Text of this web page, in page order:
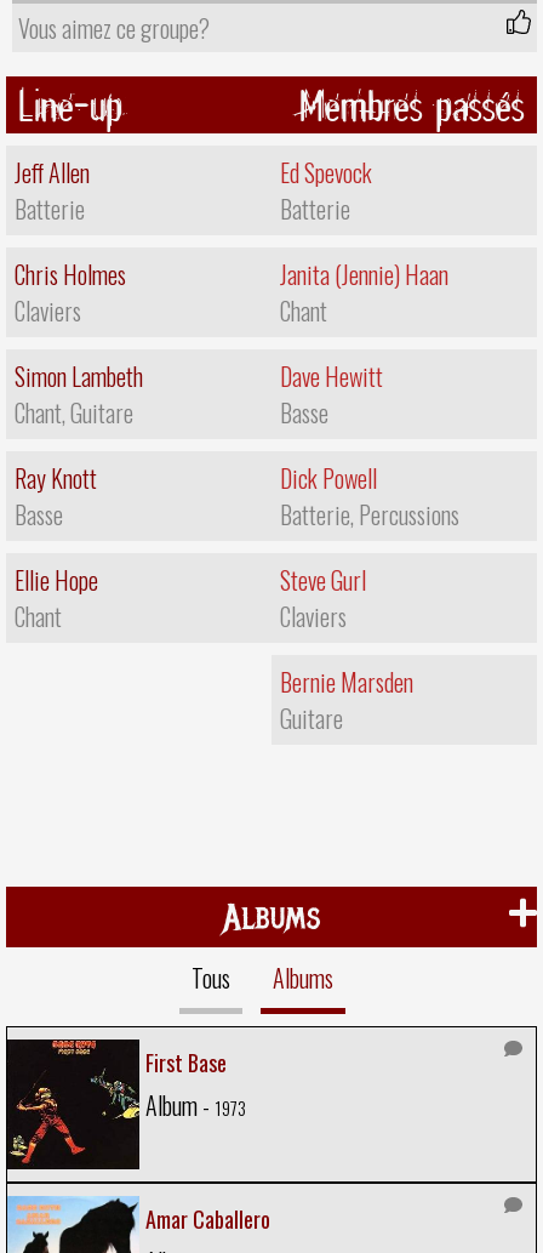
Vous aimez ce groupe?
Line-up
Jeff Allen
Batterie
Chris Holmes
Claviers
Simon Lambeth
Chant, Guitare
Ray Knott
Basse
Ellie Hope
Chant
Membres passés
Ed Spevock
Batterie
Janita (Jennie) Haan
Chant
Dave Hewitt
Basse
Dick Powell
Batterie, Percussions
Steve Gurl
Claviers
Bernie Marsden
Guitare
Albums
Tous Albums
First Base
Album - 1973
Amar Caballero